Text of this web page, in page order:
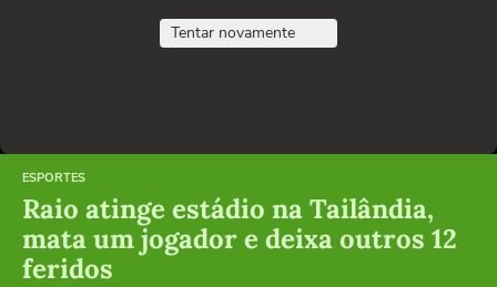
Tentar novamente
ESPORTES
Raio atinge estádio na Tailândia,
mata um jogador e deixa outros 12
feridos